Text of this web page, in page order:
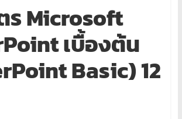
Microsoft
เบื้องต้น
Basic) 12